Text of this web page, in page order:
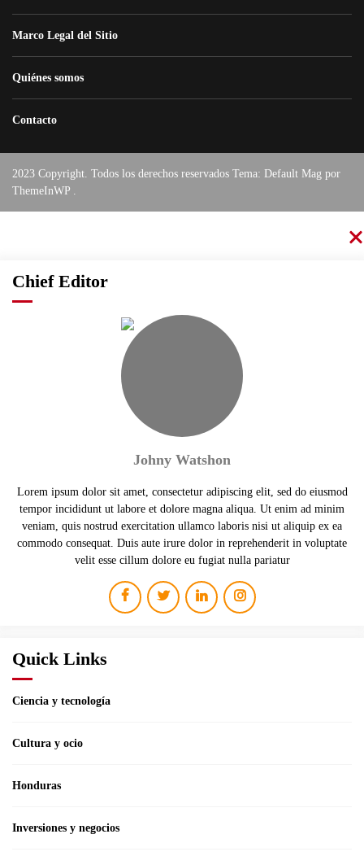
Marco Legal del Sitio
Quiénes somos
Contacto
2023 Copyright. Todos los derechos reservados Tema: Default Mag por
ThemeInWP
Chief Editor
Johny Watshon
Lorem ipsum dolor sit amet, consectetur adipiscing elit, sed do eiusmod
tempor incididunt ut labore et dolore magna aliqua. Ut enim ad minim
veniam, quis nostrud exercitation ullamco laboris nisi ut aliquip ex ea
commodo consequat. Duis aute irure dolor in reprehenderit in voluptate
velit esse cillum dolore eu fugiat nulla pariatur
Quick Links
Ciencia y tecnología
Cultura y ocio
Honduras
Inversiones y negocios